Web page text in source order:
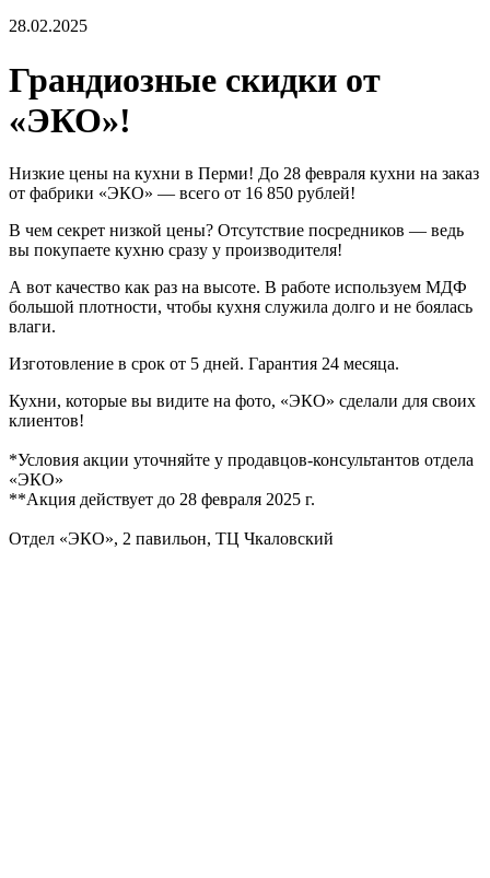
28.02.2025
Грандиозные скидки от
«ЭКО»!
Низкие цены на кухни в Перми! До 28 февраля кухни на заказ
от фабрики «ЭКО» — всего от 16 850 рублей!
В чем секрет низкой цены? Отсутствие посредников — ведь
вы покупаете кухню сразу у производителя!
А вот качество как раз на высоте. В работе используем МДФ
большой плотности, чтобы кухня служила долго и не боялась
влаги.
Изготовление в срок от 5 дней. Гарантия 24 месяца.
Кухни, которые вы видите на фото, «ЭКО» сделали для своих
клиентов!
*Условия акции уточняйте у продавцов-консультантов отдела
«ЭКО»
**Акция действует до 28 февраля 2025 г.
Отдел «ЭКО», 2 павильон, ТЦ Чкаловский